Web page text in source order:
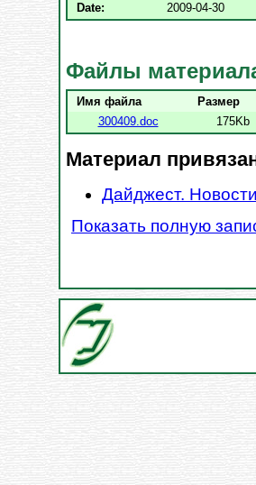
Date:
2009-04-30
Файлы
Имя файла Размер
300409.doc
175Kb
Материал
Дайджест.
Показать полную